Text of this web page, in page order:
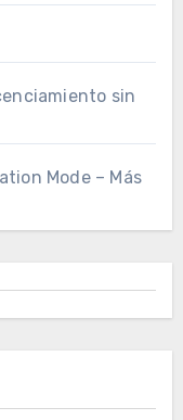
sin
Mode – Más